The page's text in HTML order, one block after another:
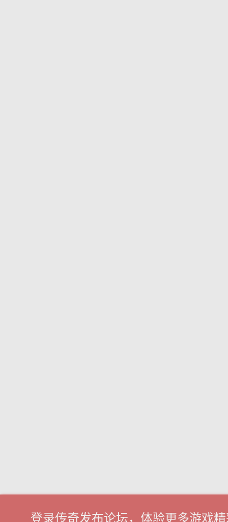
登录传奇发布论坛，体验更多游戏